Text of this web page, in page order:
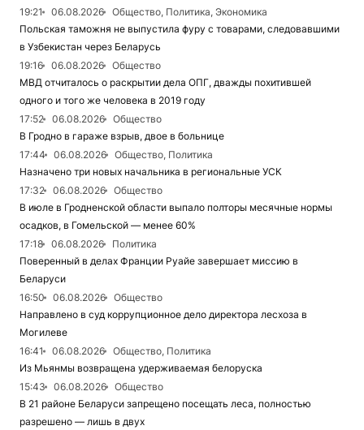
19:21
06.08.2026
Общество, Политика, Экономика
Польская таможня не выпустила фуру с товарами, следовавшими
в Узбекистан через Беларусь
19:16
06.08.2026
Общество
МВД отчиталось о раскрытии дела ОПГ, дважды похитившей
одного и того же человека в 2019 году
17:52
06.08.2026
Общество
В Гродно в гараже взрыв, двое в больнице
17:44
06.08.2026
Общество, Политика
Назначено три новых начальника в региональные УСК
17:32
06.08.2026
Общество
В июле в Гродненской области выпало полторы месячные нормы
осадков, в Гомельской — менее 60%
17:18
06.08.2026
Политика
Поверенный в делах Франции Руайе завершает миссию в
Беларуси
16:50
06.08.2026
Общество
Направлено в суд коррупционное дело директора лесхоза в
Могилеве
16:41
06.08.2026
Общество, Политика
Из Мьянмы возвращена удерживаемая белоруска
15:43
06.08.2026
Общество
В 21 районе Беларуси запрещено посещать леса, полностью
разрешено — лишь в двух